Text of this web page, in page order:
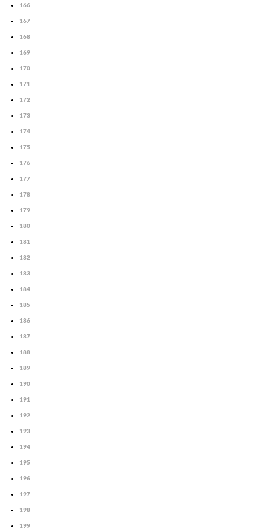
166
167
168
169
170
171
172
173
174
175
176
177
178
179
180
181
182
183
184
185
186
187
188
189
190
191
192
193
194
195
196
197
198
199